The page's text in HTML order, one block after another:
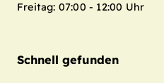
Freitag: 07:00 - 12:00 Uhr
Schnell gefunden